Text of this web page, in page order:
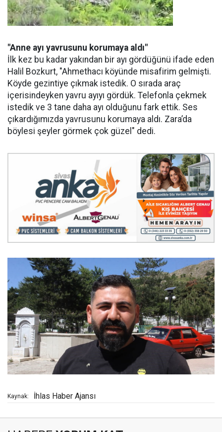
"Anne ayı yavrusunu korumaya aldı"
İlk kez bu kadar yakından bir ayı gördüğünü ifade eden
Halil Bozkurt, "Ahmethacı köyünde misafirim gelmişti.
Köyde gezintiye çıkmak istedik. O sırada araç
içerisindeyken yavru ayıyı gördük. Telefonla çekmek
istedik ve 3 tane daha ayı olduğunu fark ettik. Ses
çıkardığımızda yavrusunu korumaya aldı. Zara’da
böylesi şeyler görmek çok güzel" dedi.
Kaynak: İhlas Haber Ajansı